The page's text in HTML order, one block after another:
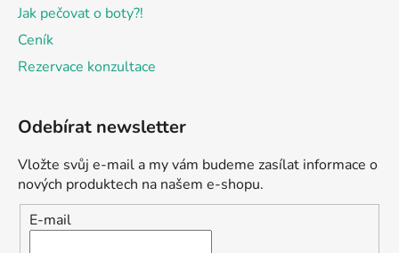
Jak pečovat o boty?!
Ceník
Rezervace konzultace
Odebírat newsletter
Vložte svůj e-mail a my vám budeme zasílat informace o
nových produktech na našem e-shopu.
E-mail